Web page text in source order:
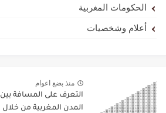
الحكومات المغربية
أعلام وشخصيات
منذ بضع اعوام
التعرف على المسافة بين
المدن المغربية من خلال